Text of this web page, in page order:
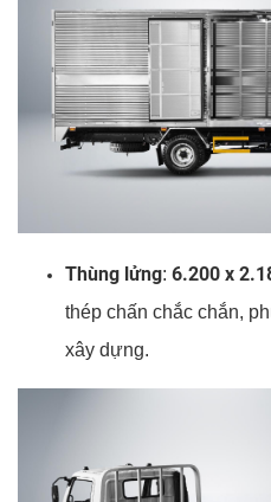
Thùng lửng: 6.200 x
thép chấn chắc chắn,
xây dựng.